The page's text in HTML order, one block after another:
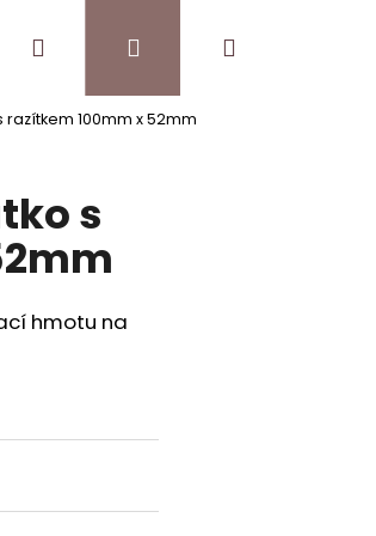
Pro kavárnyPřihlášení
100mm x 52mm
s
hmotu na